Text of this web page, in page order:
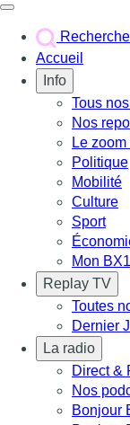
Accueil
Info
Tous
Nos
Le
Politique
Mobilité
Culture
Sport
Mon BX1
Replay TV
Toutes
Dernier
La radio
Direct &
Nos
Bonjour